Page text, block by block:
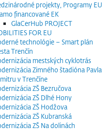
projekty, Programy EU
financované EK
GlaCerHub PROJECT
FOR EU
technológie – Smart plán
Trenčín
mestských cyklotrás
Zimného štadióna Pavla
v Trenčíne
ZŠ Bezručova
ZŠ Dlhé Hony
ZŠ Hodžova
ZŠ Kubranská
ZŠ Na dolinách